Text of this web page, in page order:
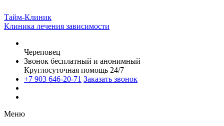
Тайм-Клиник
Клиника лечения зависимости
Череповец
Звонок бесплатный и анонимный
Круглосуточная помощь 24/7
+7 903 646-20-71 Заказать звонок
Меню